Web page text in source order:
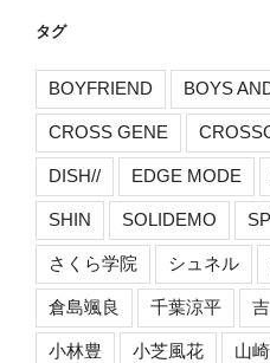
タグ
BOYFRIEND BOYS
CROSS GENE
DISH// EDGE MODE
SHIN SOLIDEMO
さくら学院 シュネル
倉島颯良 千葉涼平
小林豊 小芝風花 山